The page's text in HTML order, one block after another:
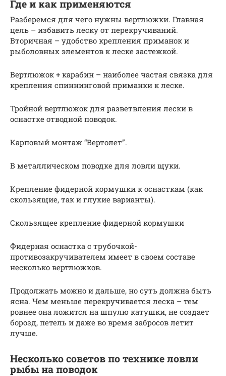
Где и как применяются
Разберемся для чего нужны вертлюжки. Главная
цель – избавить леску от перекручиваний.
Вторичная – удобство крепления приманок и
рыболовных элементов к леске застежкой.
Вертлюжок + карабин – наиболее частая связка для
крепления спиннинговой приманки к леске.
Тройной вертлюжок для разветвления лески в
оснастке отводной поводок.
Карповый монтаж “Вертолет”.
В металлическом поводке для ловли щуки.
Крепление фидерной кормушки к оснасткам (как
скользящие, так и глухие варианты).
Скользящее крепление фидерной кормушки
Фидерная оснастка с трубочкой-
противозакручивателем имеет в своем составе
несколько вертлюжков.
Продолжать можно и дальше, но суть должна быть
ясна. Чем меньше перекручивается леска – тем
ровнее она ложится на шпулю катушки, не создает
борозд, петель и даже во время забросов летит
лучше.
Несколько советов по технике ловли
рыбы на поводок